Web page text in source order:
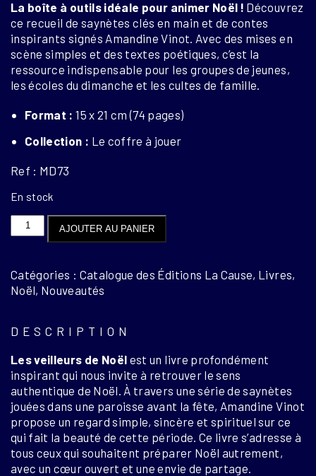
La boîte à outils idéale pour animer Noël ! Découvrez
ce recueil de saynètes clés en main et de contes
inspirants signés Amandine Vinot. Avec des mises en
scène simples et des textes poétiques, c’est la
ressource indispensable pour les groupes de jeunes,
les écoles du dimanche et les cultes de famille
Format : 15 x 21 cm (74 pages)
Collection : Le coffre à jouer
Ref : MD73
En stock
quantité
de
veilleurs
de
Noël,
VINOT
AJOUTER AU PANIER
Catégories : Catalogue des Éditions La Cause, Livres,
Noël, Nouveautés
DESCRIPTION
Les veilleurs de Noël est un livre profondément
inspirant qui nous invite à retrouver le sens
authentique de Noël. À travers une série de saynètes
jouées dans une paroisse avant la fête, Amandine Vinot
propose un regard simple, sincère et spirituel sur ce
qui fait la beauté de cette période. Ce livre s’adresse à
tous ceux qui souhaitent préparer Noël autrement,
avec un cœur ouvert et une envie de partage.